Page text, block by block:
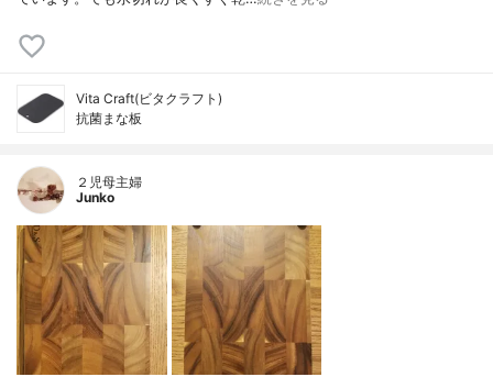
Vita Craft(ビタクラフト)
抗菌まな板
２児母主婦
Junko